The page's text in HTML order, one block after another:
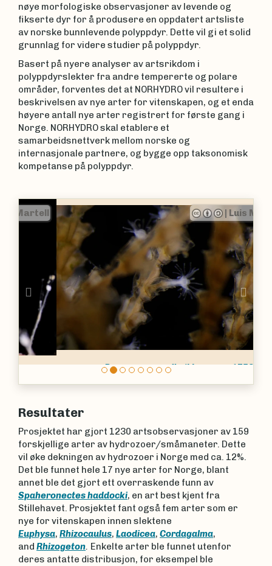
nøye morfologiske observasjoner av levende og
fikserte dyr for å produsere en oppdatert artsliste
av norske bunnlevende polyppdyr. Dette vil gi et solid
grunnlag for videre studier på polyppdyr.
Basert på nyere analyser av artsrikdom i
polyppdyrslekter fra andre tempererte og polare
områder, forventes det at NORHYDRO vil resultere i
beskrivelsen av nye arter for vitenskapen, og et enda
høyere antall nye arter registrert for første gang i
Norge. NORHYDRO skal etablere et
samarbeidsnettverk mellom norske og
internasjonale partnere, og bygge opp taksonomisk
kompetanse på polyppdyr.
| Luis Martell
Dynamena pumila(Linnaeus, 1758)
Previous
Resultater
Prosjektet har gjort 1230 artsobservasjoner av 159
forskjellige arter av hydrozoer/småmaneter. Dette
vil øke dekningen av hydrozoer i Norge med ca. 12%.
Det ble funnet hele 17 nye arter for Norge, blant
annet ble det gjort ett overraskende funn av
Spaheronectes haddocki, en art best kjent fra
Stillehavet. Prosjektet fant også fem arter som er
nye for vitenskapen innen slektene
Euphysa, Rhizocaulus, Laodicea, Cordagalma,
and Rhizogeton. Enkelte arter ble funnet utenfor
deres antatte distribusjon, for eksempel ble